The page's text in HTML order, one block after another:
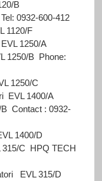
B
Tel: 0932-600-412
1120/F
EVL 1250/A
1250/B Phone:
1250/C
EVL 1400/A
Contact : 0932-
1400/D
315/C HPQ TECH
EVL 315/D